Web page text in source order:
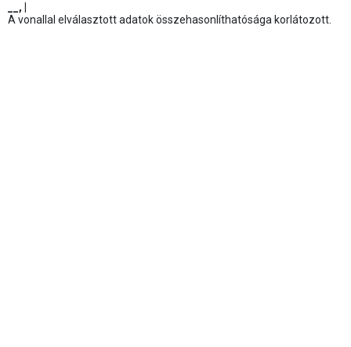
__, |
A vonallal elválasztott adatok összehasonlíthatósága korlátozott.